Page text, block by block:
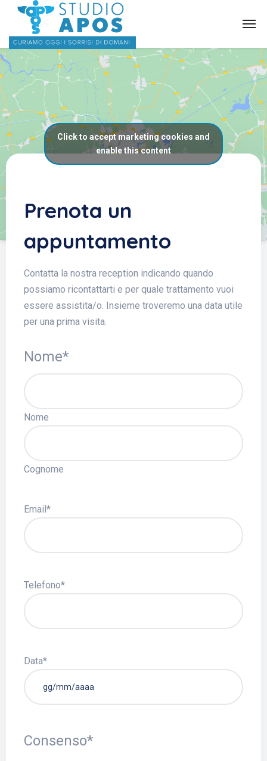
Click to accept marketing cookies and
enable this content
Prenota un
appuntamento
Contatta la nostra reception indicando quando
possiamo ricontattarti e per quale trattamento vuoi
essere assistita/o. Insieme troveremo una data utile
per una prima visita.
Nome*
Nome
Cognome
Email *
Telefono*
Data*
Consenso*